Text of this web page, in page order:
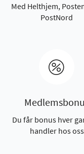
Med Helthjem,
PostNord
Du får bonus hver
handler hos oss